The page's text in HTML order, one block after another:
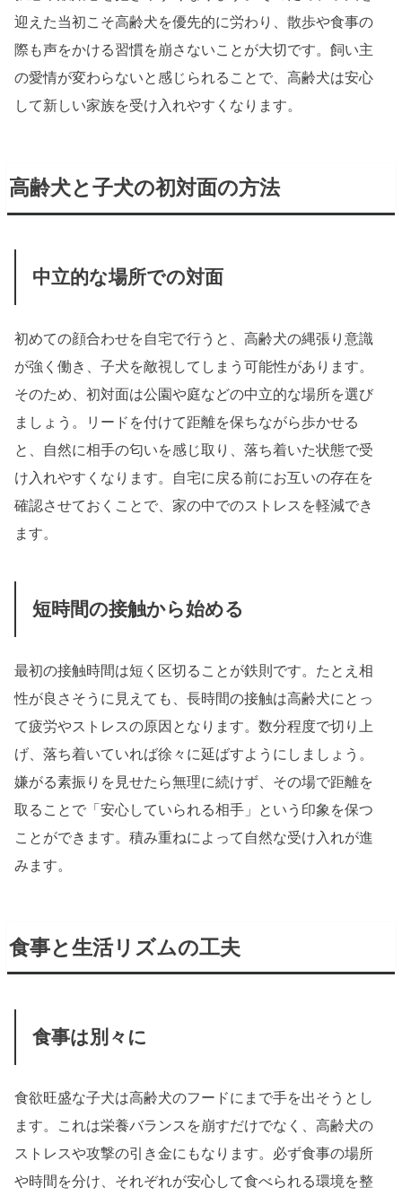
迎えた当初こそ高齢犬を優先的に労わり、散歩や食事の
際も声をかける習慣を崩さないことが大切です。飼い主
の愛情が変わらないと感じられることで、高齢犬は安心
して新しい家族を受け入れやすくなります。
高齢犬と子犬の初対面の方法
中立的な場所での対面
初めての顔合わせを自宅で行うと、高齢犬の縄張り意識
が強く働き、子犬を敵視してしまう可能性があります。
そのため、初対面は公園や庭などの中立的な場所を選び
ましょう。リードを付けて距離を保ちながら歩かせる
と、自然に相手の匂いを感じ取り、落ち着いた状態で受
け入れやすくなります。自宅に戻る前にお互いの存在を
確認させておくことで、家の中でのストレスを軽減でき
ます。
短時間の接触から始める
最初の接触時間は短く区切ることが鉄則です。たとえ相
性が良さそうに見えても、長時間の接触は高齢犬にとっ
て疲労やストレスの原因となります。数分程度で切り上
げ、落ち着いていれば徐々に延ばすようにしましょう。
嫌がる素振りを見せたら無理に続けず、その場で距離を
取ることで「安心していられる相手」という印象を保つ
ことができます。積み重ねによって自然な受け入れが進
みます。
食事と生活リズムの工夫
食事は別々に
食欲旺盛な子犬は高齢犬のフードにまで手を出そうとし
ます。これは栄養バランスを崩すだけでなく、高齢犬の
ストレスや攻撃の引き金にもなります。必ず食事の場所
や時間を分け、それぞれが安心して食べられる環境を整